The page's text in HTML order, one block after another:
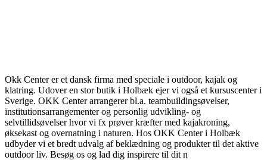
Okk Center er et dansk firma med speciale i outdoor, kajak og
klatring. Udover en stor butik i Holbæk ejer vi også et kursuscenter i
Sverige. OKK Center arrangerer bl.a. teambuildingsøvelser,
institutionsarrangementer og personlig udvikling- og
selvtillidsøvelser hvor vi fx prøver kræfter med kajakroning,
øksekast og overnatning i naturen. Hos OKK Center i Holbæk
udbyder vi et bredt udvalg af beklædning og produkter til det aktive
outdoor liv. Besøg os og lad dig inspirere til dit n